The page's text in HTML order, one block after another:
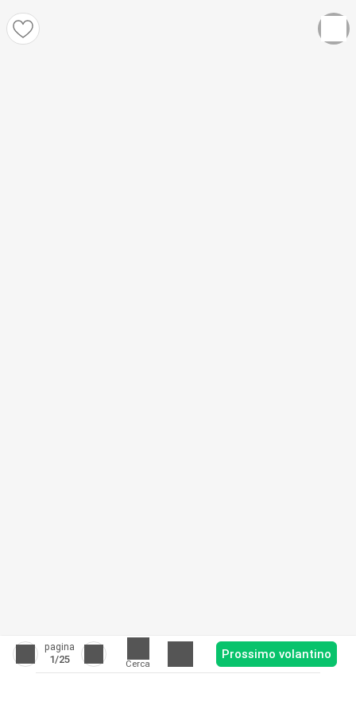
pagina
1/25 Cerca
Prossimo volantino